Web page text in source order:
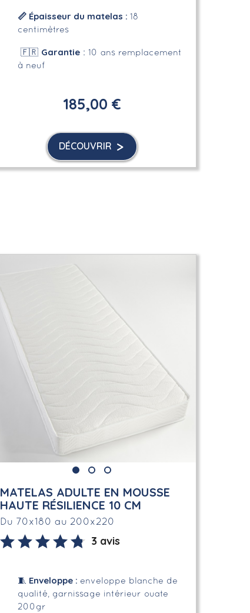
📏 Épaisseur du matelas : 18
centimètres
🇫🇷 Garantie: 10 ans remplacement
à neuf
185,00 €
DÉCOUVRIR
MATELAS ADULTE EN MOUSSE
HAUTE RÉSILIENCE 10 CM
Du 70x180 au 200x220
3 avis
🧵 Enveloppe: enveloppe blanche de
qualité, garnissage intérieur ouate
200gr